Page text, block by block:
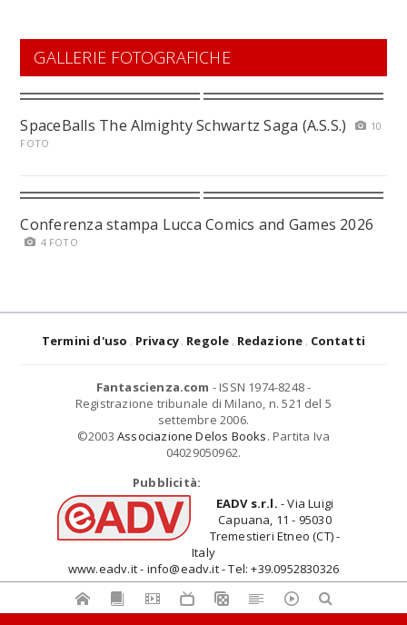
GALLERIE FOTOGRAFICHE
SpaceBalls The Almighty Schwartz Saga (A.S.S.)
10
FOTO
Conferenza stampa Lucca Comics and Games 2026
4 FOTO
Termini d'uso Privacy Regole Redazione Contatti
Fantascienza.com - ISSN 1974-8248 -
Registrazione tribunale di Milano, n. 521 del 5
settembre 2006.
©2003 Associazione Delos Books. Partita Iva
04029050962.
Pubblicità:
EADV s.r.l. - Via Luigi
Capuana, 11 - 95030
Tremestieri Etneo (CT) -
Italy
www.eadv.it - info@eadv.it - Tel: +39.0952830326